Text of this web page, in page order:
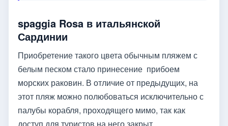
spaggia Rosa в итальянской
Сардинии
Приобретение такого цвета обычным пляжем с
белым песком стало принесение прибоем
морских раковин. В отличие от предыдущих, на
этот пляж можно полюбоваться исключительно с
палубы корабля, проходящего мимо, так как
доступ для туристов на него закрыт.